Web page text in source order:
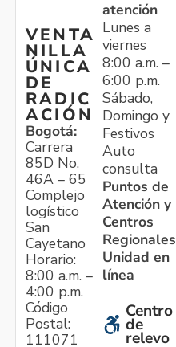
VENTA
NILLA
ÚNICA
DE
RADIC
ACIÓN
Bogotá:
Carrera
85D No.
46A – 65
Complejo
logístico
San
Cayetano
Horario:
8:00 a.m. –
4:00 p.m.
Código
Postal:
111071
atención
Lunes a
viernes
8:00 a.m. –
6:00 p.m.
Sábado,
Domingo y
Festivos
Auto
consulta
Puntos de
Atención y
Centros
Regionales
Unidad en
línea
Centro
de
relevo